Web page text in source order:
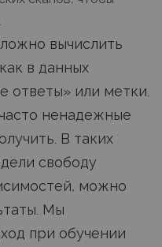
вычислить
в данных
ответы» или метки.
ненадежные
В таких
свободу
можно
Мы
при обучении